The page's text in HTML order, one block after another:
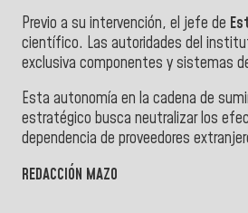
Previo a su intervención, el jefe de
científico. Las autoridades del
exclusiva componentes y sistemas
Esta autonomía en la cadena de
estratégico busca neutralizar los
dependencia de proveedores
REDACCIÓN MAZO